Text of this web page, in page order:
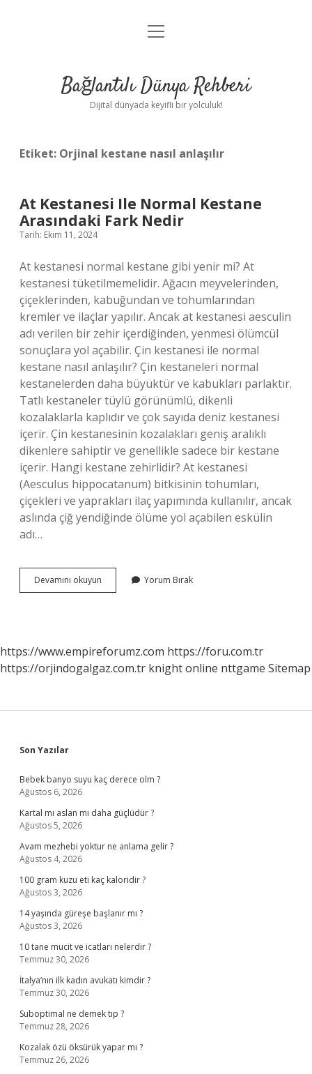
Anasayfa
Yasal Uyarı
menüyü
Bağlantılı Dünya Rehberi
Dijital dünyada keyifli bir yolculuk!
Etiket: Orjinal kestane nasıl anlaşılır
At Kestanesi Ile Normal Kestane
Arasındaki Fark Nedir
Tarih: Ekim 11, 2024
At kestanesi normal kestane gibi yenir mi? At
kestanesi tüketilmemelidir. Ağacın meyvelerinden,
çiçeklerinden, kabuğundan ve tohumlarından
kremler ve ilaçlar yapılır. Ancak at kestanesi aesculin
adı verilen bir zehir içerdiğinden, yenmesi ölümcül
sonuçlara yol açabilir. Çin kestanesi ile normal
kestane nasıl anlaşılır? Çin kestaneleri normal
kestanelerden daha büyüktür ve kabukları parlaktır.
Tatlı kestaneler tüylü görünümlü, dikenli
kozalaklarla kaplıdır ve çok sayıda deniz kestanesi
içerir. Çin kestanesinin kozalakları geniş aralıklı
dikenlere sahiptir ve genellikle sadece bir kestane
içerir. Hangi kestane zehirlidir? At kestanesi
(Aesculus hippocatanum) bitkisinin tohumları,
çiçekleri ve yaprakları ilaç yapımında kullanılır, ancak
aslında çiğ yendiğinde ölüme yol açabilen eskülin
adı…
Devamını okuyun
Kestanesi
Fark
Nedir
Yorum Bırak
https://www.empireforumz.com https://foru.com.tr
https://orjindogalgaz.com.tr knight online nttgame Sitemap
Sidebar
Son Yazılar
Bebek banyo suyu kaç derece olm ?
Ağustos 6, 2026
Kartal mı aslan mı daha güçlüdür ?
Ağustos 5, 2026
Avam mezhebi yoktur ne anlama gelir ?
Ağustos 4, 2026
100 gram kuzu eti kaç kaloridir ?
Ağustos 3, 2026
14 yaşında güreşe başlanır mı ?
Ağustos 3, 2026
10 tane mucit ve icatları nelerdir ?
Temmuz 30, 2026
İtalya’nın ilk kadın avukatı kimdir ?
Temmuz 30, 2026
Suboptimal ne demek tıp ?
Temmuz 28, 2026
Kozalak özü öksürük yapar mı ?
Temmuz 26, 2026